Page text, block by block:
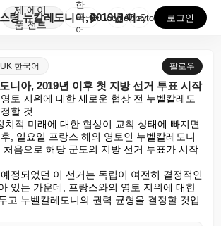
제
품
에이
전트
프랑스령 뉴칼레도니아, 2019년 이후 첫 지방 선거 ...
한
국
어
GooglePlay
AppStore 로그인
한국어 팔로우
니아, 2019년 이후 첫 지방 선거 투표 시작
토 지위에 대한 새로운 협상 전 누벨칼레도
할 것
치적 미래에 대한 협상이 교착 상태에 빠지면
, 일요일 프랑스 해외 영토인 누벨칼레도니
음으로 해당 군도의 지방 선거 투표가 시작
정되었던 이 선거는 독립이 여전히 결정적인
있는 가운데, 프랑스와의 영토 지위에 대한
고 누벨칼레도니의 권력 균형을 결정할 것입